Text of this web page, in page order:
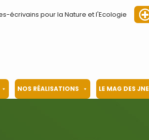
écrivains pour la Nature et l'Ecologie
NOS RÉALISATIONS LE MAG DES JNE